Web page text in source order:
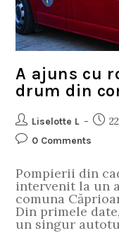
A ajuns cu
drum din
Liselotte L
0 Comments
Pompierii din
intervenit la un
comuna
Din primele
un singur